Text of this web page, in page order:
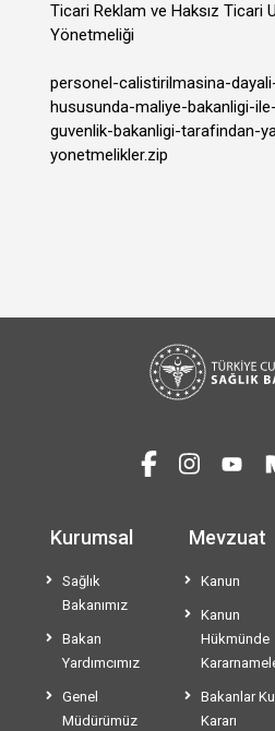
Ticari Reklam ve Haksız Ticari
Yönetmeliği
personel-calistirilmasina-
hususunda-maliye-bakanligi-
guvenlik-bakanligi-tarafindan-
yonetmelikler.zip
Kurumsal
Sağlık
Bakanımız
Bakan
Yardımcımız
Genel
Müdürümüz
Mevzuat
Kanun
Kanun
Hükmünde
Bakanlar
Kararı